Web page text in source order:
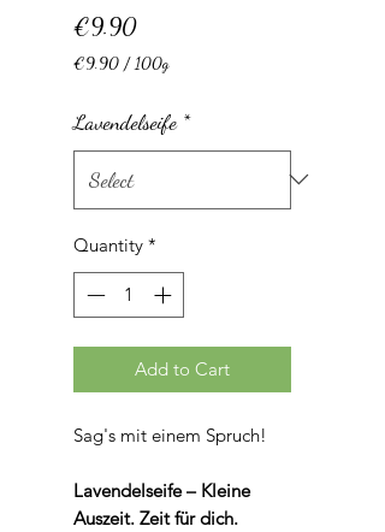
€9.90Price
€9.90 / 100g
100
Grams
Lavendelseife *
Quantity *
Add to Cart
Sag's mit einem Spruch!
Lavendelseife – Kleine
Auszeit. Zeit für dich.